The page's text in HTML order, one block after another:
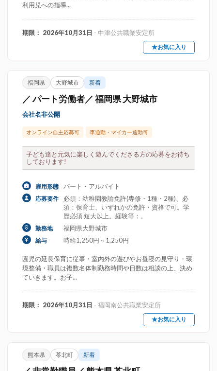
利用児への指導...
期限： 2026年10月31日 - 中津公共職業安定所
★お気に入り
福岡県 大野城市 新着
／ パート労働者／ 福岡県 大野城市
会社名非公開
オンライン自主応募可 車通勤・マイカー通勤可
子ども達と元気に楽しく遊んでくださる方の応募をお待ち
しております!
雇用形態 パート・アルバイト
応募要件
必須：幼稚園教諭免許(専修・1種・2種)、必
須：保育士、いずれかの免許・資格で可。学
歴必須 短大以上。経験等：。
勤務地 福岡県大野城市
給与 時給1,250円～1,250円
園児の延長保育に従事・室内外の遊びやお昼寝の見守り・環
境整備・職員は複数名体制勤務時間や日数は相談の上、決め
ていきます。お子...
期限： 2026年10月31日 - 福岡南公共職業安定所
★お気に入り
熊本県 苓北町 新着